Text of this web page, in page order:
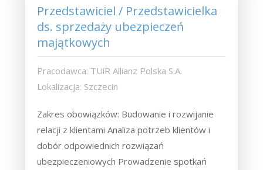
Przedstawiciel / Przedstawicielka
ds. sprzedaży ubezpieczeń
majątkowych
Pracodawca: TUiR Allianz Polska S.A.
Lokalizacja: Szczecin
Zakres obowiązków: Budowanie i rozwijanie
relacji z klientami Analiza potrzeb klientów i
dobór odpowiednich rozwiązań
ubezpieczeniowych Prowadzenie spotkań